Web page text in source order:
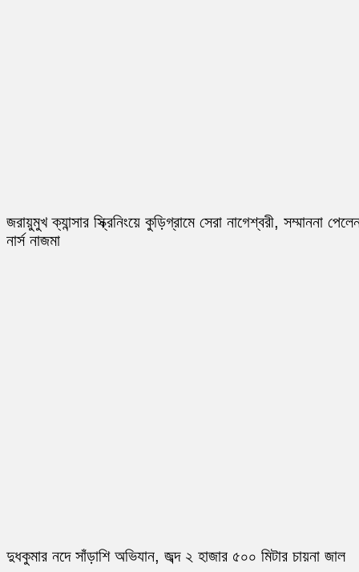
জরায়ুমুখ ক্যান্সার স্ক্রিনিংয়ে কুড়িগ্রামে সেরা নাগেশ্বরী, সম্মাননা
নার্স নাজমা
দুধকুমার নদে সাঁড়াশি অভিযান, জব্দ ২ হাজার ৫০০ মিটার চায়না জাল